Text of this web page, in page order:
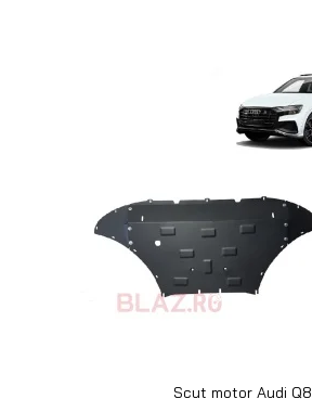
Scut motor Audi Q8